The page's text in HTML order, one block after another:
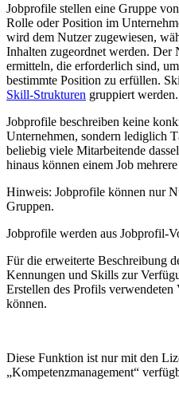
Jobprofile stellen eine Gruppe von
Rolle oder Position im
wird dem Nutzer zugewiesen,
Inhalten zugeordnet werden. Der
ermitteln, die erforderlich sind,
bestimmte Position zu erfüllen.
Skill-Strukturen gruppiert werden.
Jobprofile beschreiben keine
Unternehmen, sondern lediglich
beliebig viele Mitarbeitende
hinaus können einem Job
Hinweis: Jobprofile können nur
Gruppen.
Jobprofile werden aus Jobprofil-
Für die erweiterte Beschreibung
Kennungen und Skills zur
Erstellen des Profils verwendeten
können.
Diese Funktion ist nur mit den
„Kompetenzmanagement“